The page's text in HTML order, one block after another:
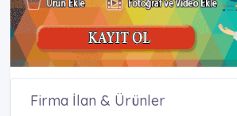
Firma İlan & Ürünler